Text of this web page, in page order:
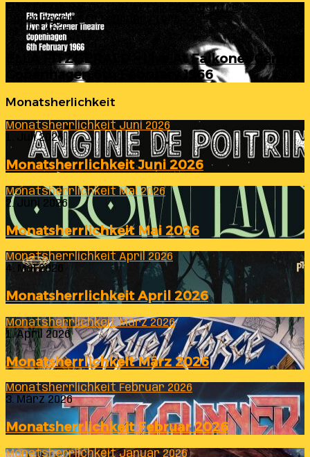
ELLA FITZGERALD – Live At Falkoner Centre
Copenhagen 6th February 1966
23. Juli 2026
ELLA FITZGERALD – Live At Falkoner Centre
Copenhagen 6th February 1966
Monatsherlichkeit
Monatsherrlichkeit Juni 2026
1. Juli 2026
Monatsherrlichkeit Juni 2026
Monatsherrlichkeit Mai 2026
2. Juni 2026
Monatsherrlichkeit Mai 2026
Monatsherrlichkeit April 2026
4. Mai 2026
Monatsherrlichkeit April 2026
Monatsherrlichkeit März 2026
1. April 2026
Monatsherrlichkeit März 2026
Monatsherrlichkeit Februar 2026
3. März 2026
Monatsherrlichkeit Februar 2026
Monatsherrlichkeit Januar 2026